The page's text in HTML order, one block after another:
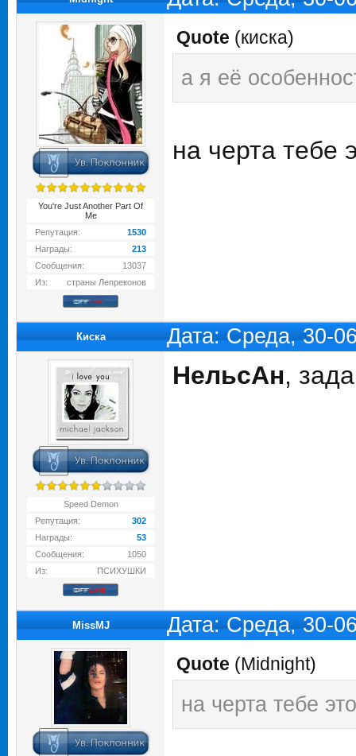
You're Just Another Part Of
Me
Репутация:
1530
Награды:
213
Сообщения:
13037
Из:
страны Лепреконов
Quote (киска)
а я её
на черта тебе
Киска Дата: Среда, 30-
Speed Demon
Репутация:
302
Награды:
53
Сообщения:
1050
Из:
ПСИХУШКИ
НельсАн,
MissMJ Дата: Среда, 30-
Quote (Midnight)
на черта тебе